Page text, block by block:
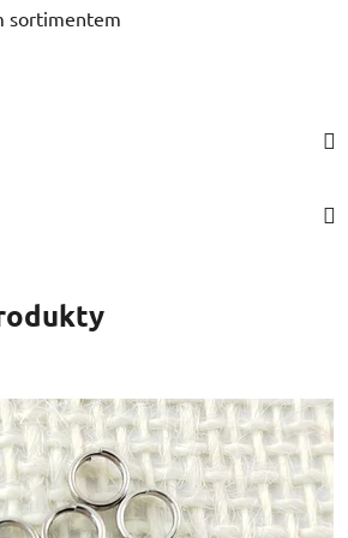
sortimentem